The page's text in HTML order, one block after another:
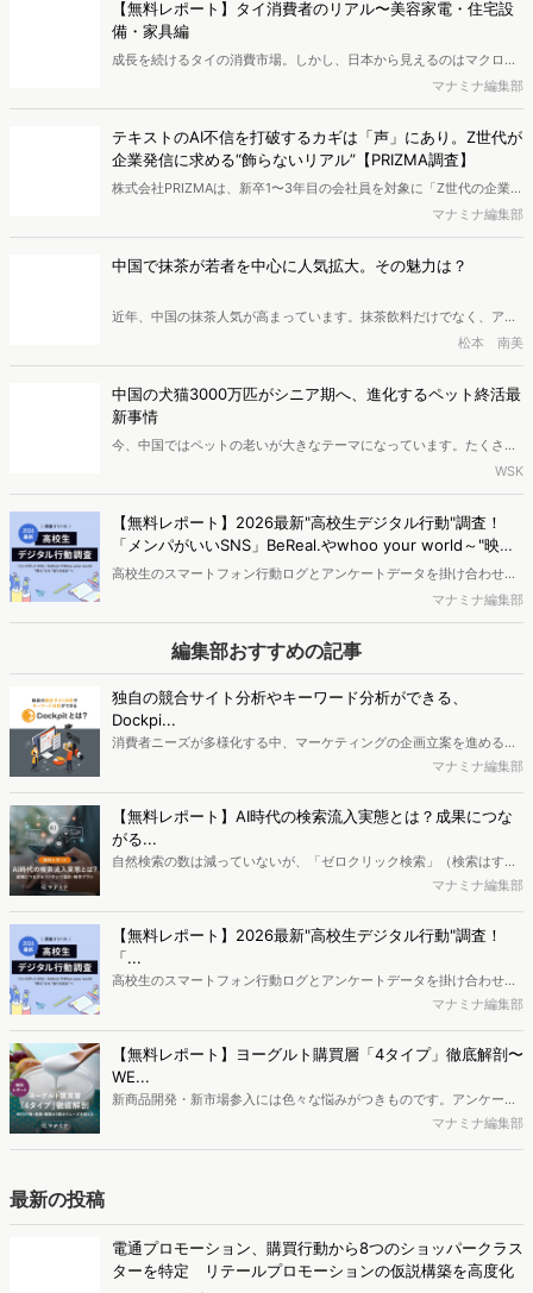
【無料レポート】タイ消費者のリアル〜美容家電・住宅設
備・家具編
成⻑を続けるタイの消費市場。しかし、⽇本から⾒えるのはマクロ統
計や店頭の⾵景までで、消費者が家の中で実際に何を使い、何にこだ
わって暮らしているかは⾒えにくいのが実情です 。本レポートでは、
美容家電・キッチン・家具の3 領域にフォーカスし、2 つのアンケー
トと投稿写真の分析により、タイの暮らしの実態を調査しました。※
マナミナ編集部
テキストのAI不信を打破するカギは「声」にあり。Z世代が
企業発信に求める“飾らないリアル”【PRIZMA調査】
株式会社PRIZMAは、新卒1〜3年目の会社員を対象に「Z世代の企業選
びにおける情報収集とカルチャーフィット」に関する調査を実施し、
結果を公開しました。
マナミナ編集部
近年、中国の抹茶人気が高まっています。抹茶飲料だけでなく、アイ
ス、ジェラート、チョコ、ラテ、お酒など数えきれないほどの抹茶商
品が登場しており、「万物皆可抹茶（なんでも抹茶味にできる）」と
いう言葉ができるほどです。この記事では、このような抹茶人気の背
景にある要因を紹介します。
松本 南美
中国の犬猫3000万匹がシニア期へ、進化するペット終活最
新事情
今、中国ではペットの老いが大きなテーマになっています。たくさん
の犬や猫がシニア期を迎え、ペット業界もかわいがるだけのフェーズ
から、最期まで寄り添うケアへと変わってきました。ペット保険、フ
ードと健康管理、そしてペット葬儀。広がり続けるこの市場で、今最
も注目されている変化をレポートします。
WSK
【無料レポート】2026最新"高校生デジタル行動"調査！
「メンパがいいSNS」BeReal.やwhoo your world～"映
高校生のスマートフォン行動ログとアンケートデータを掛け合わせ、
最新の若年層（高校生）におけるデジタル行動実態やSNSの利用傾向
に関する分析をおこないました。iPhone3GSの登場から十数年が経
ち、スマートフォンを取り巻く環境が成熟するなか、新興SNSの台頭
により高校生のデジタルライフスタイルは新たな変化を見せていま
す。※資料は記事内の入力フォームより、ダウンロードいただけま
す。
マナミナ編集部
編集部おすすめの記事
独自の競合サイト分析やキーワード分析ができる、
Dockpi...
消費者ニーズが多様化する中、マーケティングの企画立案を進める上
で、競合分析や消費者分析の重要性がより高まっています。Web行動
ログ分析ツール「Dockpit（ドックピット）」では、消費者Web行動
データを活用し、Web上の消費者行動を起点とした競合サイト分析や
消費者分析が可能です。今回はDockpitならではの利便性の高い機能
マナミナ編集部
【無料レポート】AI時代の検索流入実態とは？成果につな
がる...
自然検索の数は減っていないが、「ゼロクリック検索」（検索はする
がページには流入しない）の割合が増加しているのが、AI時代の検索
流入の現状と言われています。では、その要因はどのようなことなの
か、また、要因を理解した上で、成果に確実につながるコンテンツを
制作するにはどうするべきなのでしょうか。本レポートはこのような
疑問をお抱えのSEO・Webマーケティングご担当者様におすすめの内
容となっています。※本レポートは記事のフォームから無料でダウン
ロードできます。
マナミナ編集部
【無料レポート】2026最新"高校生デジタル行動"調査！
「...
高校生のスマートフォン行動ログとアンケートデータを掛け合わせ、
最新の若年層（高校生）におけるデジタル行動実態やSNSの利用傾向
に関する分析をおこないました。iPhone3GSの登場から十数年が経
ち、スマートフォンを取り巻く環境が成熟するなか、新興SNSの台頭
により高校生のデジタルライフスタイルは新たな変化を見せていま
す。※資料は記事内の入力フォームより、ダウンロードいただけま
す。
マナミナ編集部
【無料レポート】ヨーグルト購買層「4タイプ」徹底解剖〜
WE...
新商品開発・新市場参入には色々な悩みがつきものです。アンケート
調査を実施しても、購買実態が不透明、新商品の受容性も判断しきれ
で相性の良いターゲットはどこかを明らかにするという調査手法で
す。新商品開発関連担当者様・マーケティング担当者様向け必見のレ
マナミナ編集部
最新の投稿
電通プロモーション、購買行動から8つのショッパークラス